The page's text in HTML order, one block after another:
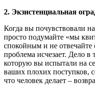
2. Экзистенциальная
Когда вы почувствовали
просто подумайте «мы
спокойным и не
проблема исчезает. Дело в
которую вы испытали на
ваших плохих поступков,
что человек делает –